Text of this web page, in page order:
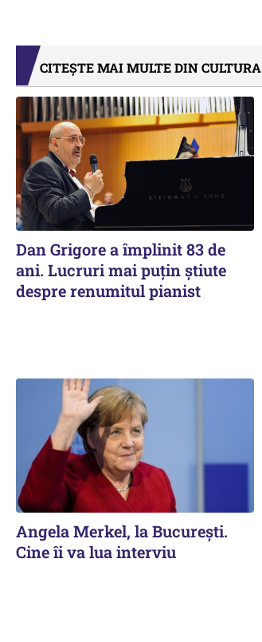
CITEȘTE MAI MULTE DIN CULTURA
Dan Grigore a împlinit 83 de
ani. Lucruri mai puțin știute
despre renumitul pianist
Angela Merkel, la București.
Cine îi va lua interviu